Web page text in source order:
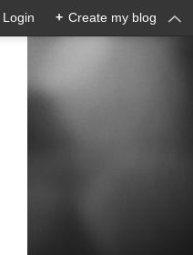
Login + Create my blog